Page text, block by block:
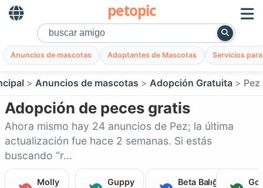
petopic
Anuncios de mascotas Adoptantes de Mascotas Servicios
Anuncios de mascotas Adopción Gratuita Pez
Adopción de peces gratis
Ahora mismo hay 24 anuncios de Pez; la última
actualización fue hace 2 semanas. Si estás
buscando “r...
Molly Guppy Beta Balığı